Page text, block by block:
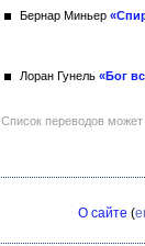
Бернар Миньер
Лоран Гунель «Бог
Список переводов
О сайте (